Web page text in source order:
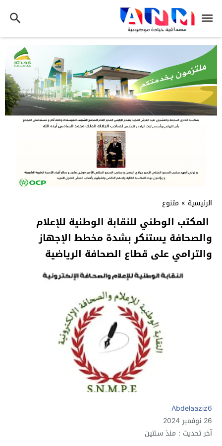
الرئيسية » متنوع
المكتب الوطني للنقابة الوطنية للإعلام
والصحافة يستنكر بشدة مخطط الإجهاز
والترامي على قطاع الصحافة الرياضية
Abdelaaziz6
26 نوفمبر 2024
آخر تحديث : منذ سنتين